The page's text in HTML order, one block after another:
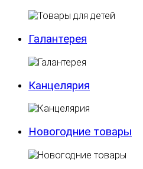
Галантерея
Канцелярия
Новогодние товары